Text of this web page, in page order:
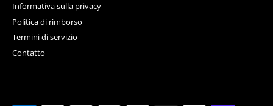
Informativa sulla privacy
Politica di rimborso
Termini di servizio
Contatto